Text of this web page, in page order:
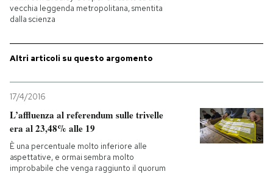
Scienza
Economia
PODCAST
NEWSLETTER
vecchia leggenda metropolitana, smentita
dalla scienza
Altri articoli su questo argomento
17/4/2016
L’affluenza al referendum sulle trivelle
era al 23,48% alle 19
È una percentuale molto inferiore alle
aspettative, e ormai sembra molto
improbabile che venga raggiunto il quorum